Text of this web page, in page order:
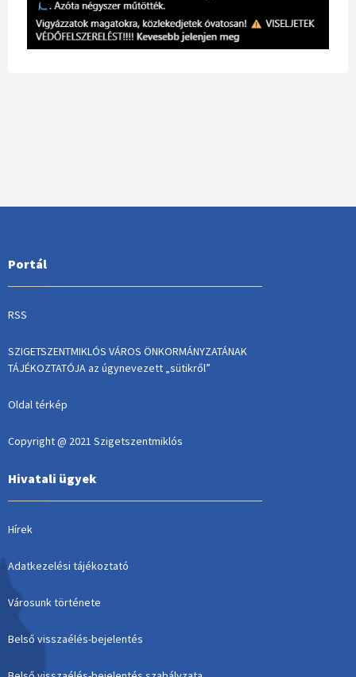
Portál
RSS
SZIGETSZENTMIKLÓS VÁROS ÖNKORMÁNYZATÁNAK
TÁJÉKOZTATÓJA az úgynevezett „sütikről”
Oldal térkép
Copyright @ 2021 Szigetszentmiklós
Hivatali ügyek
Hírek
Adatkezelési tájékoztató
Városunk története
Belső visszaélés-bejelentés